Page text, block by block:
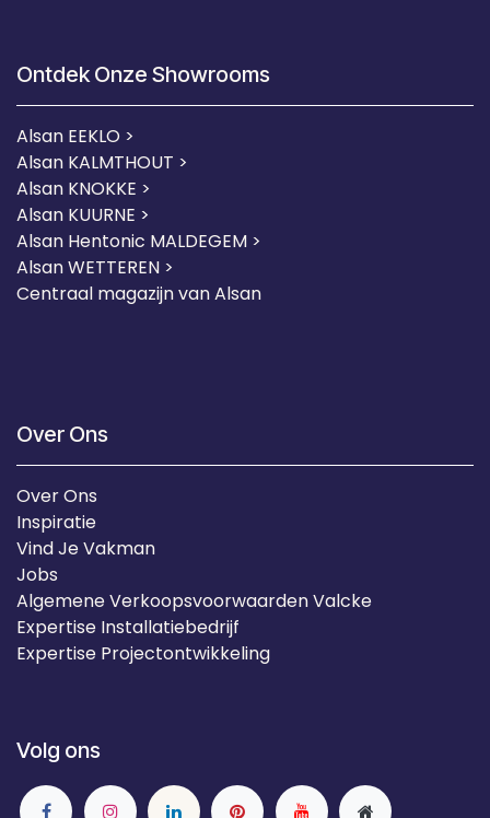
Ontdek Onze Showrooms
Alsan EEKLO >
Alsan KALMTHOUT >
Alsan KNOKKE >
Alsan KUURNE >
Alsan Hentonic MALDEGEM >
Alsan WETTEREN >
Centraal magazijn van Alsan
Over Ons
Over Ons
Inspiratie
Vind Je Vakman
Jobs
Algemene Verkoopsvoorwaarden Valcke
Expertise Installatiebedrijf
Expertise Projectontwikkeling
Volg ons